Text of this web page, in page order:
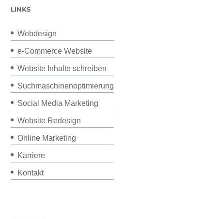
LINKS
Webdesign
e-Commerce Website
Website Inhalte schreiben
Suchmaschinenoptimierung
Social Media Marketing
Website Redesign
Online Marketing
Karriere
Kontakt